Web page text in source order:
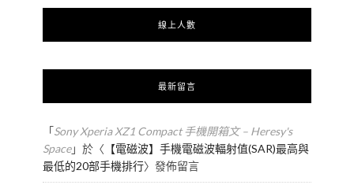
線上人數
最新留言
「Sony Xperia XZ1 Compact 手機開箱文 – Heresy's
Space」於〈 【電磁波】手機電磁波輻射值(SAR)最高與
最低的20部手機排行〉發佈留言